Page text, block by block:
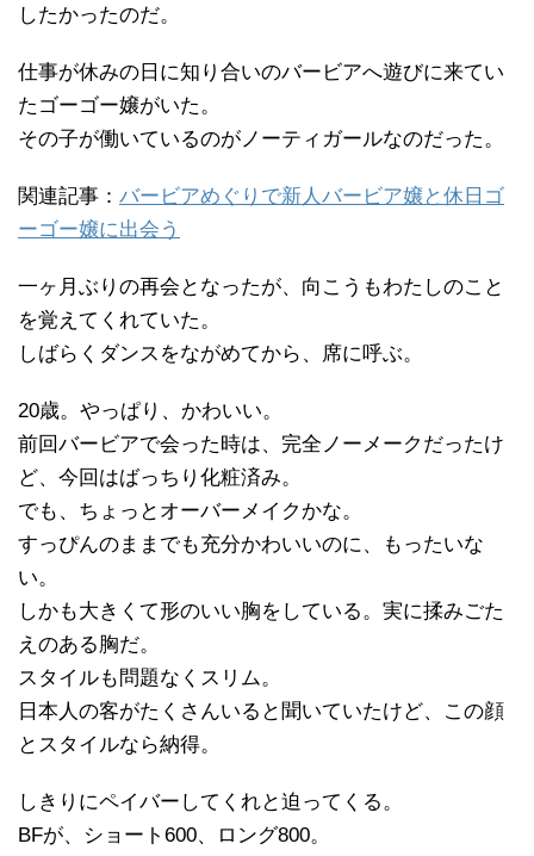
したかったのだ。
仕事が休みの日に知り合いのバービアへ遊びに来てい
たゴーゴー嬢がいた。
その子が働いているのがノーティガールなのだった。
関連記事： バービアめぐりで新人バービア嬢と休日ゴ
ーゴー嬢に出会う
一ヶ月ぶりの再会となったが、向こうもわたしのこと
を覚えてくれていた。
しばらくダンスをながめてから、席に呼ぶ。
20歳。やっぱり、かわいい。
前回バービアで会った時は、完全ノーメークだったけ
ど、今回はばっちり化粧済み。
でも、ちょっとオーバーメイクかな。
すっぴんのままでも充分かわいいのに、もったいな
い。
しかも大きくて形のいい胸をしている。実に揉みごた
えのある胸だ。
スタイルも問題なくスリム。
日本人の客がたくさんいると聞いていたけど、この顔
とスタイルなら納得。
しきりにペイバーしてくれと迫ってくる。
BFが、ショート600、ロング800。